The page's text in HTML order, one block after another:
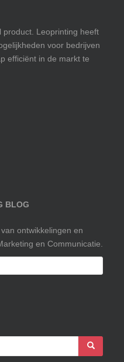
product. Leoprinting heeft
voor bedrijven
efficiënt in de markt te
BLOG
ontwikkelingen en
en Communicatie.